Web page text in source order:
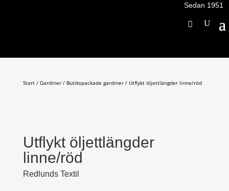
Sedan 1951
Start/ Gardiner/ Butikspackade gardiner/ Utflykt öljettlängder linne/röd
Utflykt öljettlängder
linne/röd
Redlunds Textil